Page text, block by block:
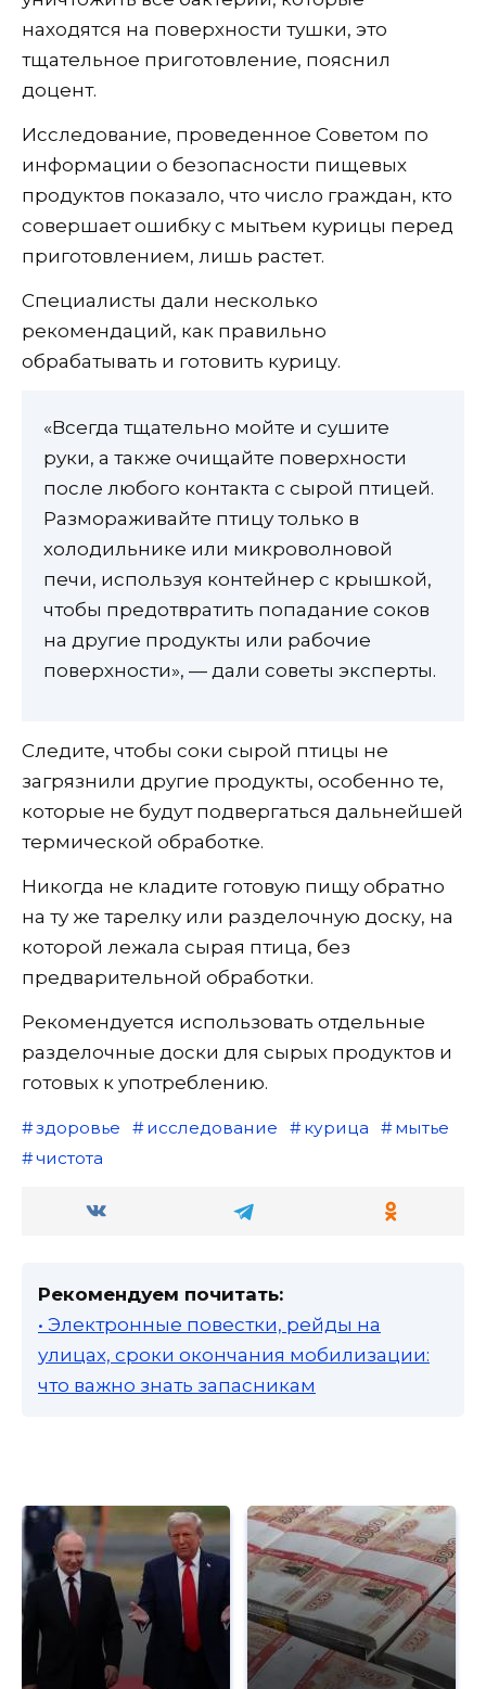
находятся на поверхности тушки, это
тщательное приготовление, пояснил
доцент.
Исследование, проведенное Советом по
информации о безопасности пищевых
продуктов показало, что число граждан, кто
совершает ошибку с мытьем курицы перед
приготовлением, лишь растет.
Специалисты дали несколько
рекомендаций, как правильно
обрабатывать и готовить курицу.
«Всегда тщательно мойте и сушите
руки, а также очищайте поверхности
после любого контакта с сырой птицей.
Размораживайте птицу только в
холодильнике или микроволновой
печи, используя контейнер с крышкой,
чтобы предотвратить попадание соков
на другие продукты или рабочие
поверхности», — дали советы эксперты.
Следите, чтобы соки сырой птицы не
загрязнили другие продукты, особенно те,
которые не будут подвергаться дальнейшей
термической обработке.
Никогда не кладите готовую пищу обратно
на ту же тарелку или разделочную доску, на
которой лежала сырая птица, без
предварительной обработки.
Рекомендуется использовать отдельные
разделочные доски для сырых продуктов и
готовых к употреблению.
здоровье исследование курица
мытье
чистота
Рекомендуем почитать:
• Электронные повестки, рейды на
улицах, сроки окончания мобилизации:
что важно знать запасникам